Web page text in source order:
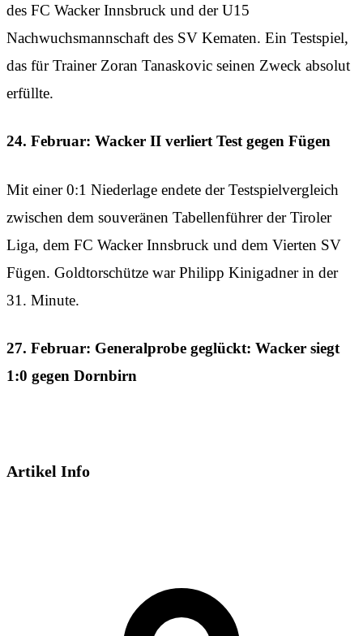
des FC Wacker Innsbruck und der U15
Nachwuchsmannschaft des SV Kematen. Ein Testspiel,
das für Trainer Zoran Tanaskovic seinen Zweck absolut
erfüllte.
24. Februar: Wacker II verliert Test gegen Fügen
Mit einer 0:1 Niederlage endete der Testspielvergleich
zwischen dem souveränen Tabellenführer der Tiroler
Liga, dem FC Wacker Innsbruck und dem Vierten SV
Fügen. Goldtorschütze war Philipp Kinigadner in der
31. Minute.
27. Februar: Generalprobe geglückt: Wacker siegt
1:0 gegen Dornbirn
Artikel Info